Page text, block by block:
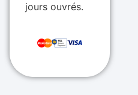
jours ouvrés.